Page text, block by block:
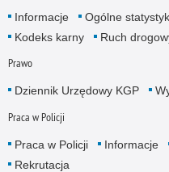
Informacje Ogólne
Kodeks karny
Ruch
Prawo
Dziennik Urzędowy KGP
Praca w Policji
Praca w Policji Informacje
Rekrutacja